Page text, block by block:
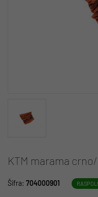
KTM marama
Šifra: 704000901